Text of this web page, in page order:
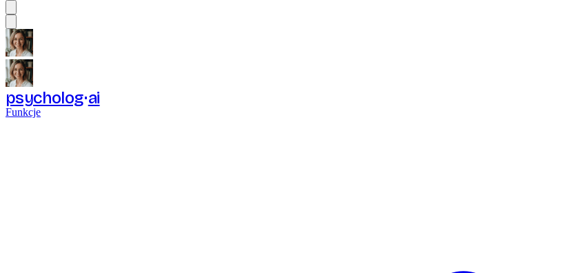
psycholog ai
Funkcje